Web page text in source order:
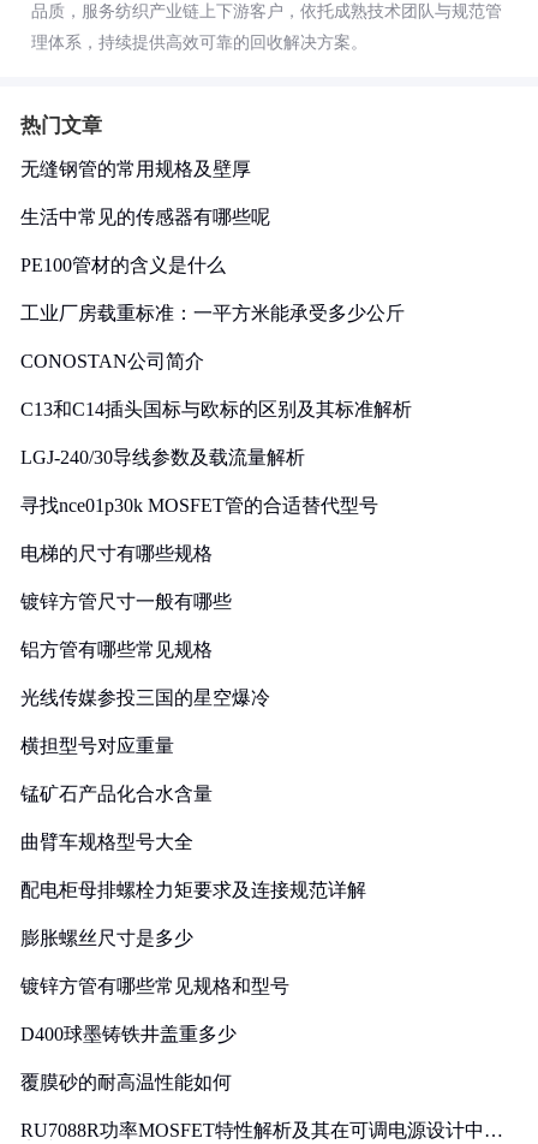
品质，服务纺织产业链上下游客户，依托成熟技术团队与规范管
理体系，持续提供高效可靠的回收解决方案。
热门文章
无缝钢管的常用规格及壁厚
生活中常见的传感器有哪些呢
PE100管材的含义是什么
工业厂房载重标准：一平方米能承受多少公斤
CONOSTAN公司简介
C13和C14插头国标与欧标的区别及其标准解析
LGJ-240/30导线参数及载流量解析
寻找nce01p30k MOSFET管的合适替代型号
电梯的尺寸有哪些规格
镀锌方管尺寸一般有哪些
铝方管有哪些常见规格
光线传媒参投三国的星空爆冷
横担型号对应重量
锰矿石产品化合水含量
曲臂车规格型号大全
配电柜母排螺栓力矩要求及连接规范详解
膨胀螺丝尺寸是多少
镀锌方管有哪些常见规格和型号
D400球墨铸铁井盖重多少
覆膜砂的耐高温性能如何
RU7088R功率MOSFET特性解析及其在可调电源设计中的